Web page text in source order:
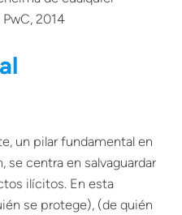
2014
un pilar fundamental en
se centra en salvaguardar
ilícitos. En esta
se protege), (de quién